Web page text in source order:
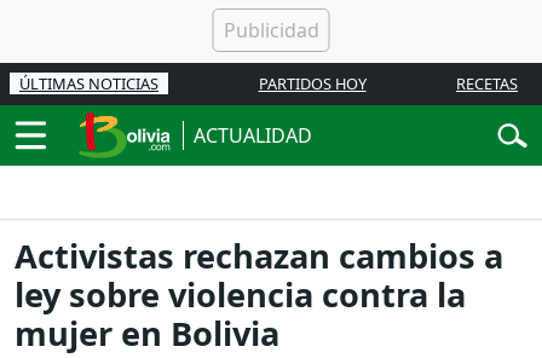
ÚLTIMAS NOTICIAS PARTIDOS HOY RECETAS
ACTUALIDAD
Activistas rechazan cambios a
ley sobre violencia contra la
mujer en Bolivia